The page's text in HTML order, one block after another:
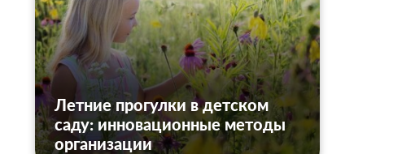
Летние прогулки в детском
саду: инновационные методы
организации